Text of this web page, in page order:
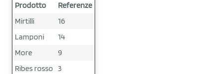
Prodotto
Referenze
Mirtilli
16
Lamponi
14
More
9
Ribes rosso 3